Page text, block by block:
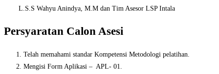
L.S.S Wahyu Anindya, M.M dan Tim Asesor LSP Intala
Persyaratan Calon Asesi
Telah memahami standar Kompetensi Metodologi pelatihan.
Mengisi Form Aplikasi – APL- 01.